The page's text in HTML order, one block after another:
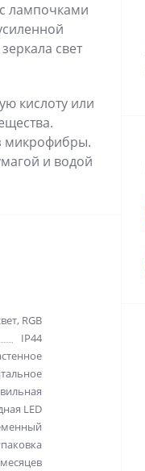
лампочками
свет
кислоту или
микрофибры.
и водой
RGB
IP44
LED